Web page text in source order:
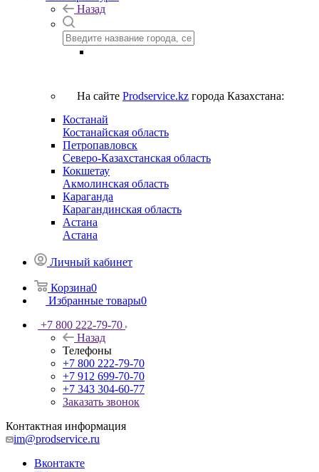
Назад
На сайте Prodservice.kz города Казахстана:
Костанай
Костанайская область
Петропавловск
Северо-Казахстанская область
Кокшетау
Акмолинская область
Караганда
Карагандинская область
Астана
Астана
Личный кабинет
Корзина0
Избранные товары0
+7 800 222-79-70
Назад
Телефоны
+7 800 222-79-70
+7 912 699-70-70
+7 343 304-60-77
Заказать звонок
Контактная информация
im@prodservice.ru
Вконтакте